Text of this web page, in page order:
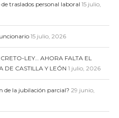
traslados personal laboral 15 julio,
15 julio, 2026
LEY… AHORA FALTA EL
DE CASTILLA Y LEÓN 1 julio, 2026
de la jubilación parcial? 29 junio,